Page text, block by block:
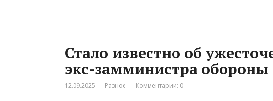
Стало известно об
экс-замминистра
12.09.2025 Разное Комментарии: 0